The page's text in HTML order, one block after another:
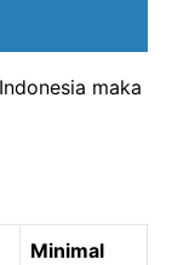
maka
Minimal